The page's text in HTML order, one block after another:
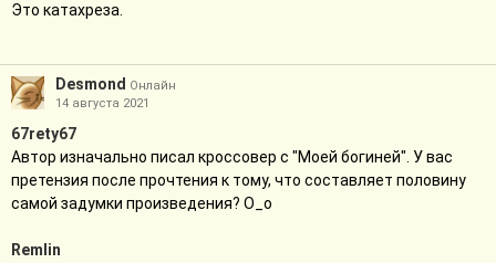
Это катахреза.
Desmоnd Онлайн
14 августа 2021
67rety67
Автор изначально писал кроссовер с "Моей богиней". У вас
претензия после прочтения к тому, что составляет половину
самой задумки произведения? О_о
Remlin